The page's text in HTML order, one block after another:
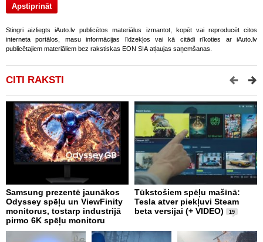
Stingri aizliegts iAuto.lv publicētos materiālus izmantot, kopēt vai reproducēt citos
interneta portālos, masu informācijas līdzekļos vai kā citādi rīkoties ar iAuto.lv
publicētajiem materiāliem bez rakstiskas EON SIA atļaujas saņemšanas.
CITI RAKSTI
Samsung prezentē jaunākos
Odyssey spēļu un ViewFinity
monitorus, tostarp industrijā
pirmo 6K spēļu monitoru
Tūkstošiem spēļu mašīnā:
Tesla atver piekļuvi Steam
beta versijai (+ VIDEO)
19